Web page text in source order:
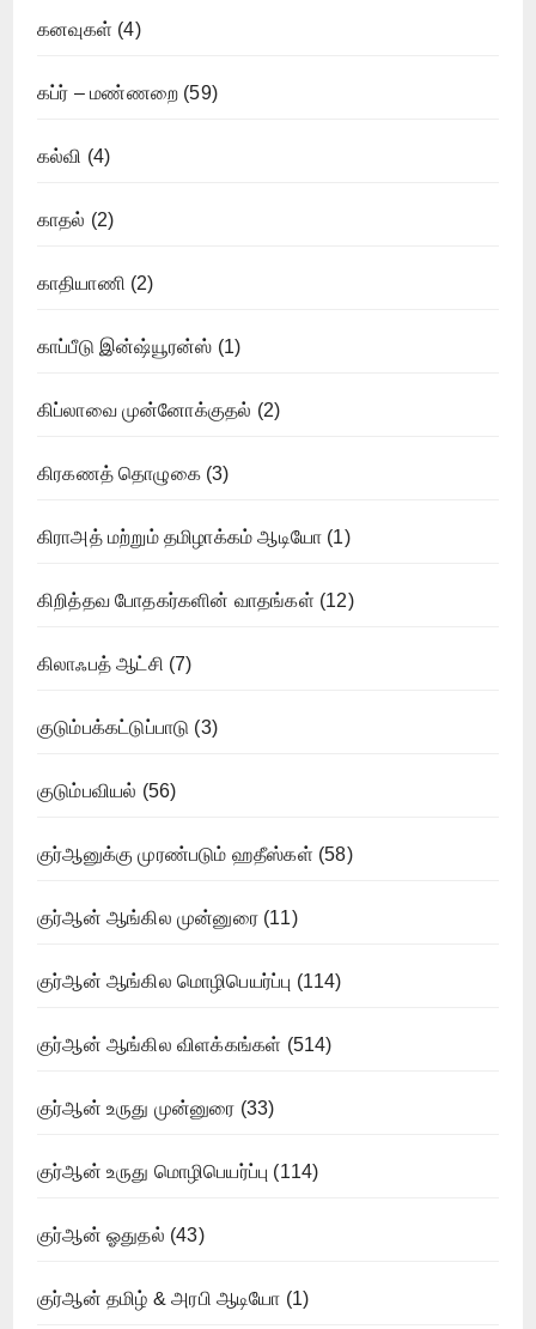
கனவுகள் (4)
கப்ர் – மண்ணறை (59)
கல்வி (4)
காதல் (2)
காதியாணி (2)
காப்பீடு இன்ஷ்யூரன்ஸ் (1)
கிப்லாவை முன்னோக்குதல் (2)
கிரகணத் தொழுகை(3)
கிராஅத் மற்றும் தமிழாக்கம் ஆடியோ (1)
கிறித்தவ போதகர்களின் வாதங்கள் (12)
கிலாஃபத் ஆட்சி (7)
குடும்பக்கட்டுப்பாடு (3)
குடும்பவியல் (56)
குர்ஆனுக்கு முரண்படும் ஹதீஸ்கள் (58)
குர்ஆன் ஆங்கில முன்னுரை(11)
குர்ஆன் ஆங்கில மொழிபெயர்ப்பு (114)
குர்ஆன் ஆங்கில விளக்கங்கள் (514)
குர்ஆன் உருது முன்னுரை (33)
குர்ஆன் உருது மொழிபெயர்ப்பு (114)
குர்ஆன் ஓதுதல் (43)
குர்ஆன் தமிழ் & அரபி ஆடியோ (1)